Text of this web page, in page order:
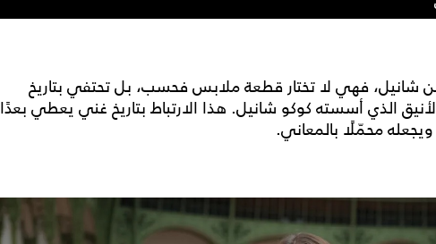
شانيل، فهي لا تختار قطعة ملابس فحسب، بل تحتفي بتاريخ
الذي أسسته كوكو شانيل. هذا الارتباط بتاريخ غني يعطي بعدًا
ويجعله محمّلًا بالمعاني.